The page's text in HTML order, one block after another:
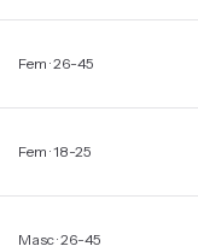
Fem · 26-45
Fem · 18-25
Masc · 26-45